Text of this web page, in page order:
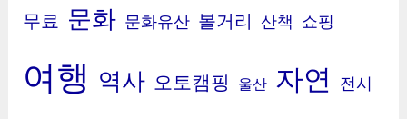
무료 문화 문화유산 볼거리 산책 쇼핑
여행 역사 오토캠핑 울산 자연 전시